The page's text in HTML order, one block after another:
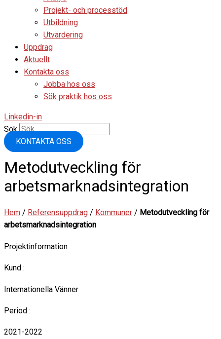
Projekt- och processtöd
Utbildning
Utvärdering
Uppdrag
Aktuellt
Kontakta oss
Jobba hos oss
Sök praktik hos oss
Linkedin-in
Sök
KONTAKTA OSS
Metodutveckling för
arbetsmarknadsintegration
Hem / Referensuppdrag / Kommuner / Metodutveckling för
arbetsmarknadsintegration
Projektinformation
Kund :
Internationella Vänner
Period :
2021-2022